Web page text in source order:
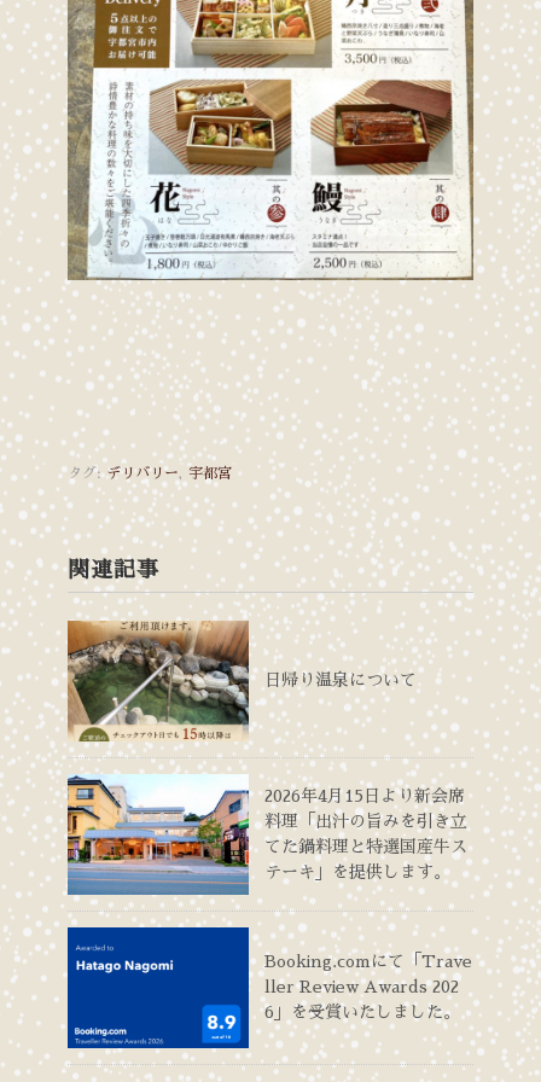
タグ: デリバリー, 宇都宮
関連記事
日帰り温泉について
2026年4月15日より新会席
料理「出汁の旨みを引き立
てた鍋料理と特選国産牛ス
テーキ」を提供します。
Booking.comにて「Trave
ller Review Awards 202
6」を受賞いたしました。